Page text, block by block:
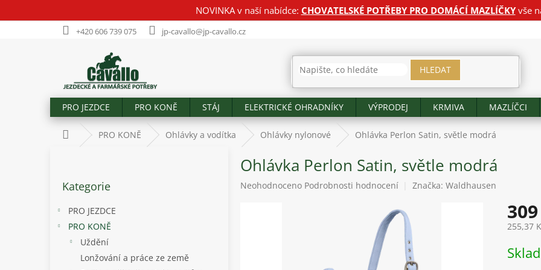
NOVINKA v naší nabídce: CHOVATELSKÉ POTŘEBY PRO DOMÁCÍ MAZLÍČKYvše
+420 606 739 075 jp-cavallo@jp-cavallo.cz
HLEDAT
PRO JEZDCE PRO KONĚ STÁJ ELEKTRICKÉ OHRADNÍKY VÝPRODEJ KRMIVA MAZLÍČCI
Domů PRO KONĚ Ohlávky a vodítka Ohlávky nylonové Ohlávka Perlon Satin, světle modrá
kategorie
Kategorie
PRO JEZDCE
PRO KONĚ
Uždění
Lonžování a práce ze země
Ohlávka Perlon Satin, světle modrá
Průměrné
Neohodnoceno Podrobnosti hodnocení Značka: Waldhausen
255,37
cena: